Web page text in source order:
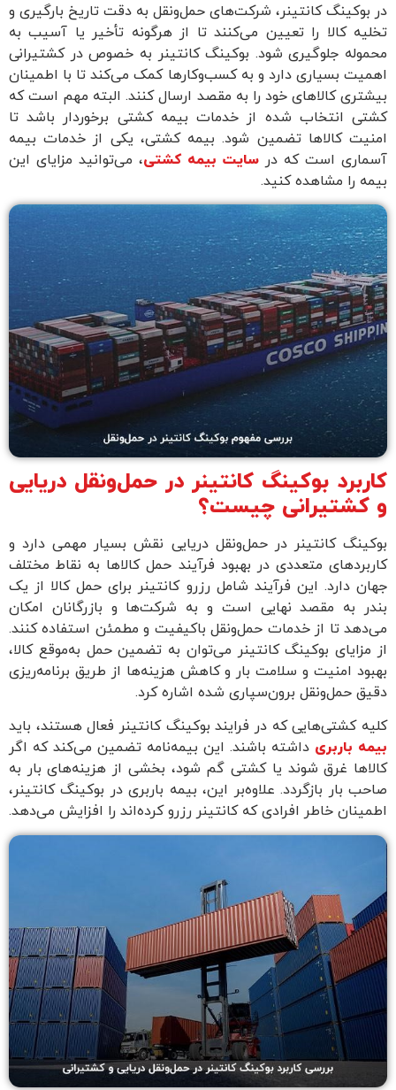
در بوکینگ کانتینر، شرکت‌های حمل‌ونقل به دقت تاریخ بارگیری و
تخلیه کالا را تعیین می‌کنند تا از هرگونه تأخیر یا آسیب به
محموله جلوگیری شود. بوکینگ کانتینر به خصوص در کشتیرانی
اهمیت بسیاری دارد و به کسب‌وکارها کمک می‌کند تا با اطمینان
بیشتری کالاهای خود را به مقصد ارسال کنند. البته مهم است که
کشتی انتخاب شده از خدمات بیمه کشتی برخوردار باشد تا
امنیت کالا‌ها تضمین شود. بیمه کشتی، یکی از خدمات بیمه
آسماری است که در سایت بیمه کشتی، می‌توانید مزایای این
بیمه را مشاهده کنید.
کاربرد بوکینگ کانتینر در حمل‌و‌نقل دریایی
و کشتیرانی چیست؟
بوکینگ کانتینر در حمل‌ونقل دریایی نقش بسیار مهمی دارد و
کاربردهای متعددی در بهبود فرآیند حمل کالاها به نقاط مختلف
جهان دارد. این فرآیند شامل رزرو کانتینر برای حمل کالا از یک
بندر به مقصد نهایی است و به شرکت‌ها و بازرگانان امکان
می‌دهد تا از خدمات حمل‌ونقل باکیفیت و مطمئن استفاده کنند.
از مزایای بوکینگ کانتینر می‌توان به تضمین حمل به‌موقع کالا،
بهبود امنیت و سلامت بار و کاهش هزینه‌ها از طریق برنامه‌ریزی
دقیق حمل‌ونقل برون‌سپاری شده اشاره کرد.
کلیه کشتی‌هایی که در فرایند بوکینگ کانتینر فعال هستند، باید
بیمه باربری داشته باشند. این بیمه‌نامه تضمین می‌کند که اگر
کالا‌ها غرق شوند یا کشتی گم شود، بخشی از هزینه‌های بار به
صاحب بار بازگردد. علاوه‌بر این، بیمه باربری در بوکینگ کانتینر،
اطمینان خاطر افرادی که کانتینر رزرو کرده‌اند را افزایش می‌دهد.